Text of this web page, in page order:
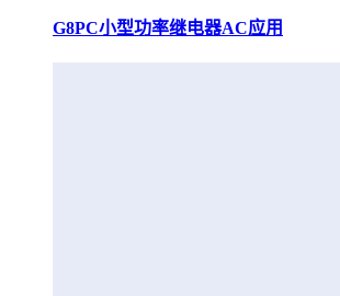
G8PC小型功率继电器AC应用